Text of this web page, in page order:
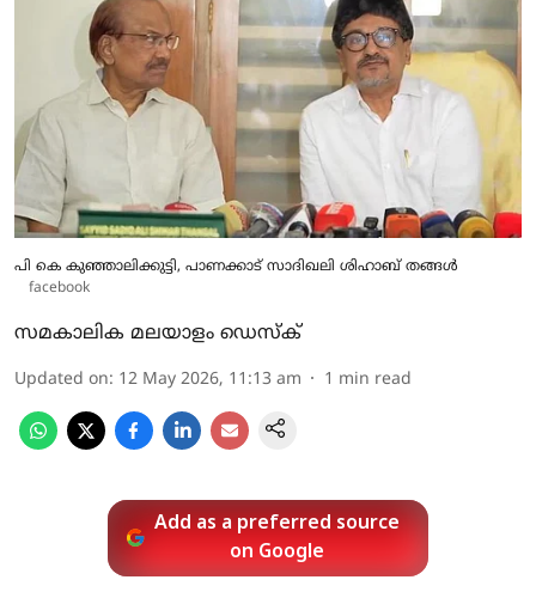
പി കെ കുഞ്ഞാലിക്കുട്ടി, പാണക്കാട് സാദിഖലി ശിഹാബ് തങ്ങള്‍
facebook
സമകാലിക മലയാളം ഡെസ്ക്
Updated on: 12 May 2026, 11:13 am 1 min read
Add as a preferred source
on Google